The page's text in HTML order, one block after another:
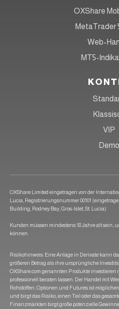
OXShare
MetaTrader
Web-
MT5-
VIP
Demo
OXShare Limited eingetragen von der
Lucia, Registrierungsnummer 00101
Building, Rodney Bay, Gros-Islet, St. Lucia)
Kunden müssen mindestens 18 Jahre alt sein,
können.
Risikohinweis: Eine Anlage in Derivate kann
größeren Betrag als ihre ursprüngliche
OXShare.com genannten Produkte investieren
professionell beraten lassen. Der Handel mit
Rohstoffen, Optionen und Futures ist
und birgt das Risiko, einen Teil oder das
Finanzmärkten birgt große potenzielle